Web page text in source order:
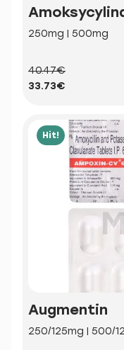
250mg | 500mg
40.47€
33.73€
Hit!
Augmentin
250/125mg | 500/